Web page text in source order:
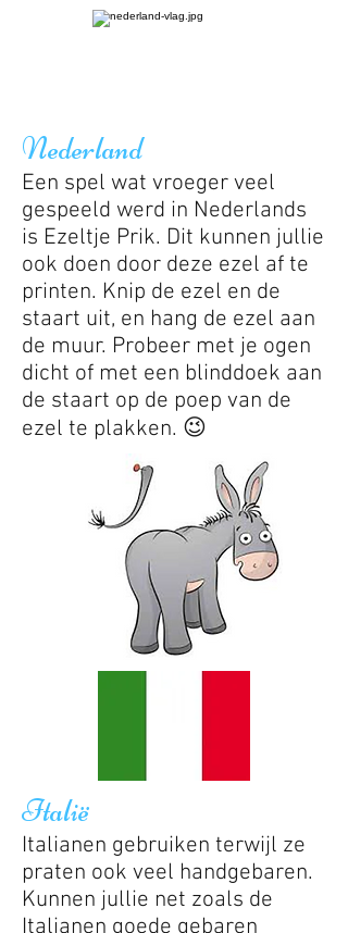
Nederland
Een spel wat vroeger veel
gespeeld werd in Nederlands
is Ezeltje Prik. Dit kunnen jullie
ook doen door deze ezel af te
printen. Knip de ezel en de
staart uit, en hang de ezel aan
de muur. Probeer met je ogen
dicht of met een blinddoek aan
de staart op de poep van de
ezel te plakken. 😉
Italië
Italianen gebruiken terwijl ze
praten ook veel handgebaren.
Kunnen jullie net zoals de
Italianen goede gebaren